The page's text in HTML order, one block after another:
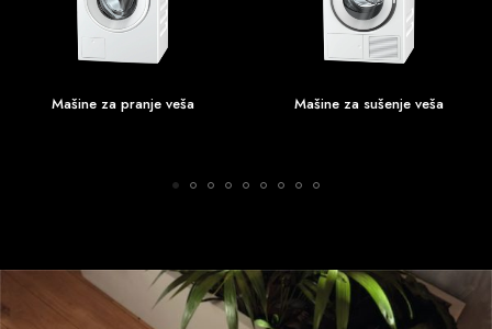
Mašine za pranje veša Mašine za sušenje veša